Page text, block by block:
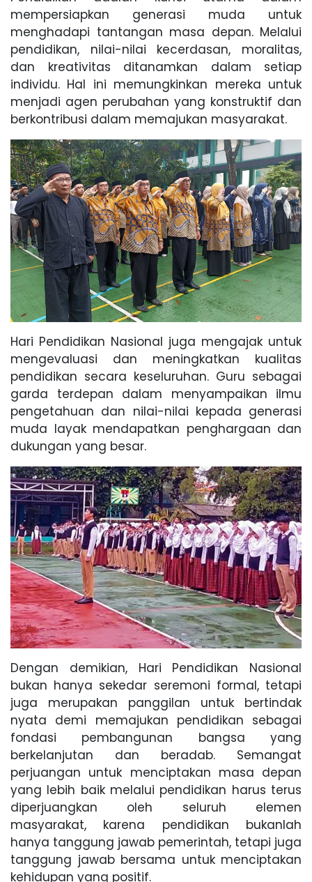
mempersiapkan generasi muda untuk
menghadapi tantangan masa depan. Melalui
pendidikan, nilai-nilai kecerdasan, moralitas,
dan kreativitas ditanamkan dalam setiap
individu. Hal ini memungkinkan mereka untuk
menjadi agen perubahan yang konstruktif dan
berkontribusi dalam memajukan masyarakat.
Hari Pendidikan Nasional juga mengajak untuk
mengevaluasi dan meningkatkan kualitas
pendidikan secara keseluruhan. Guru sebagai
garda terdepan dalam menyampaikan ilmu
pengetahuan dan nilai-nilai kepada generasi
muda layak mendapatkan penghargaan dan
dukungan yang besar.
Dengan demikian, Hari Pendidikan Nasional
bukan hanya sekedar seremoni formal, tetapi
juga merupakan panggilan untuk bertindak
nyata demi memajukan pendidikan sebagai
fondasi pembangunan bangsa yang
berkelanjutan dan beradab. Semangat
perjuangan untuk menciptakan masa depan
yang lebih baik melalui pendidikan harus terus
diperjuangkan oleh seluruh elemen
masyarakat, karena pendidikan bukanlah
hanya tanggung jawab pemerintah, tetapi juga
tanggung jawab bersama untuk menciptakan
kehidupan yang positif.